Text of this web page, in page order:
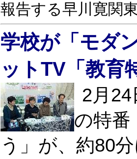
報告する早川寛関
学校が「モダ
ットTV「教育
2月
の特番
う」が、約80